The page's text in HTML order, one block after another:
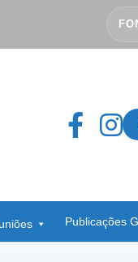
Publicações